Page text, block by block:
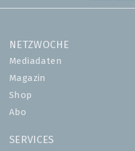
NETZWOCHE
Mediadaten
Magazin
Shop
Abo
SERVICES